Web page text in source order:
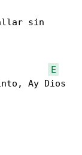
sin
E